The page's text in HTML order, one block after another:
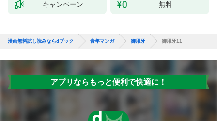
キャンペーン 無料
漫画無料試し読みならdブック 青年マンガ 御用牙 御用牙11
アプリならもっと便利で快適に！